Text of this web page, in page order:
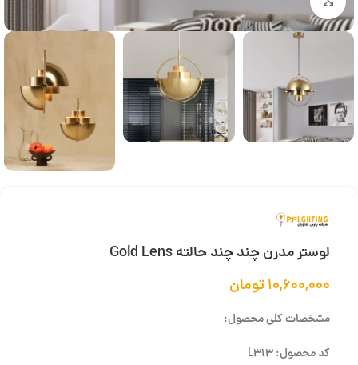
لوستر مدرن چند چند حالته Gold Lens
۱۰,۶۰۰,۰۰۰تومان
مشخصات کلی محصول:
کد محصول: L313